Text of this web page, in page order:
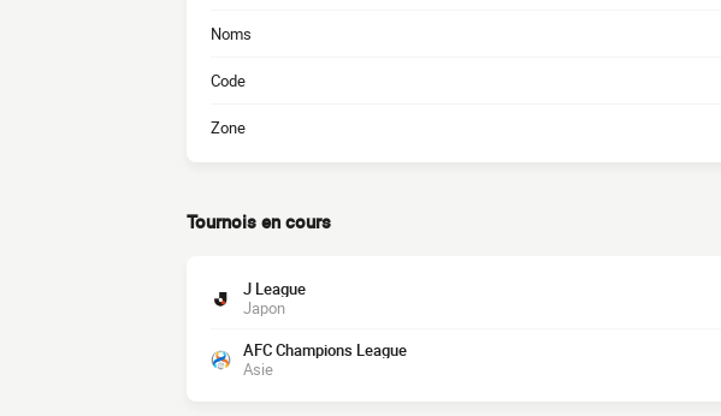
Noms
Code
Zone
Tournois en cours
J League
Japon
AFC Champions League
Asie